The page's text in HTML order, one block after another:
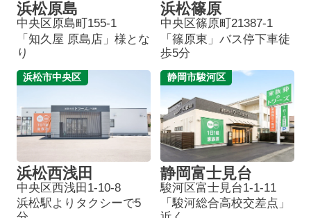
浜松原島
中央区原島町155-1
「知久屋 原島店」様とな
り
浜松篠原
中央区篠原町21387-1
「篠原東」バス停下車徒
歩5分
浜松市中央区
浜松西浅田
中央区西浅田1-10-8
浜松駅よりタクシーで5
静岡市駿河区
静岡富士見台
駿河区富士見台1-1-11
「駿河総合高校交差点」